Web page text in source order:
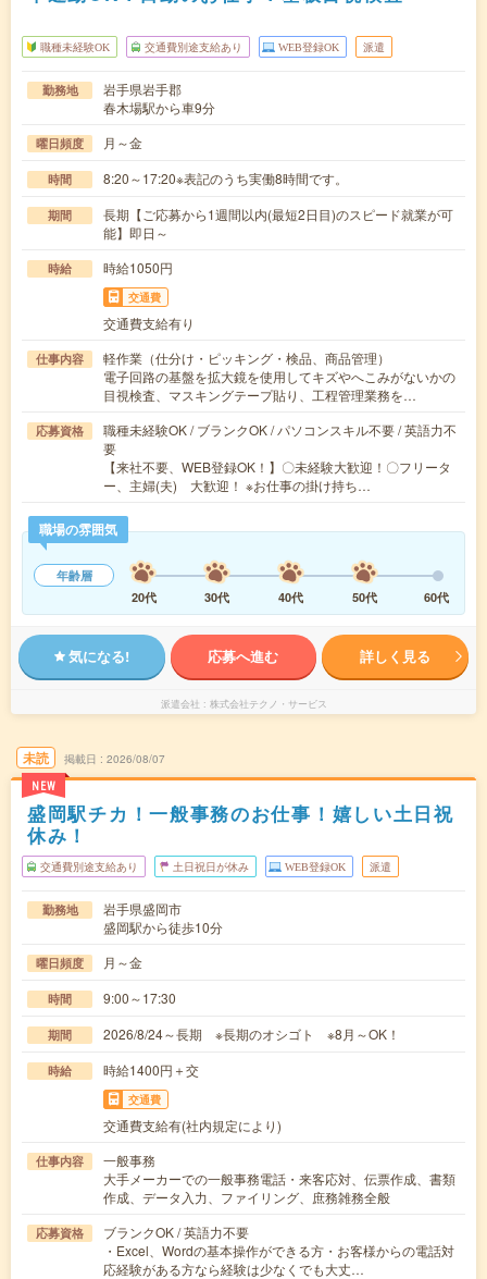
職種未経験OK 交通費別途支給あり WEB登録OK 派遣
勤務地
岩手県岩手郡
春木場駅から車9分
曜日頻度 月～金
時間 8:20～17:20※表記のうち実働8時間です。
期間
長期【ご応募から1週間以内(最短2日目)のスピード就業が可
能】即日～
時給 時給1050円
交通費
交通費支給有り
仕事内容
軽作業（仕分け・ピッキング・検品、商品管理）
電子回路の基盤を拡大鏡を使用してキズやへこみがないかの
目視検査、マスキングテープ貼り、工程管理業務を…
応募資格
職種未経験OK / ブランクOK / パソコンスキル不要 / 英語力不
要
【来社不要、WEB登録OK！】〇未経験大歓迎！〇フリータ
ー、主婦(夫) 大歓迎！ ※お仕事の掛け持ち…
職場の雰囲気
年齢層
20代
30代 40代 50代 60代
気になる! 応募へ進む 詳しく見る
派遣会社 株式会社テクノ・サービス
未読
NEW
掲載日 2026/08/07
盛岡駅チカ！一般事務のお仕事！嬉しい土日祝
休み！
交通費別途支給あり 土日祝日が休み WEB登録OK 派遣
勤務地
岩手県盛岡市
盛岡駅から徒歩10分
曜日頻度 月～金
時間 9:00～17:30
期間 2026/8/24～長期 ※長期のオシゴト ※8月～OK！
時給 時給1400円＋交
交通費
交通費支給有(社内規定により)
仕事内容
一般事務
大手メーカーでの一般事務電話・来客応対、伝票作成、書類
作成、データ入力、ファイリング、庶務雑務全般
応募資格
ブランクOK / 英語力不要
・Excel、Wordの基本操作ができる方・お客様からの電話対
応経験がある方なら経験は少なくでも大丈…